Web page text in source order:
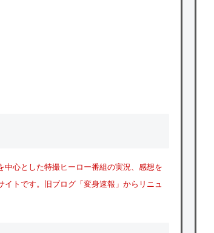
中心とした特撮ヒーロー番組の実況、感想を
イトです。旧ブログ「変身速報」からリニュ